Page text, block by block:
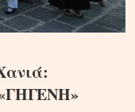
«ΓΗΓΕΝΗ»